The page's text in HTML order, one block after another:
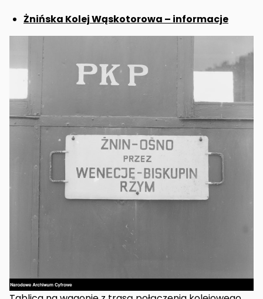
Żnińska Kolej Wąskotorowa – informacje